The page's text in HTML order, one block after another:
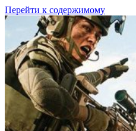
Перейти к содержимому